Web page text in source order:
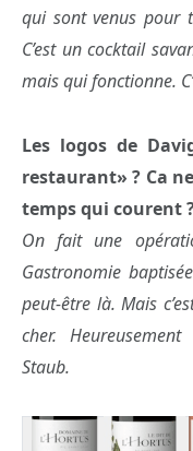
qui sont venus pour
C’est un cocktail
mais qui fonctionne.
Les logos de
restaurant» ? Ca
temps qui courent
On fait une
Gastronomie
peut-être là. Mais
cher.
Staub.